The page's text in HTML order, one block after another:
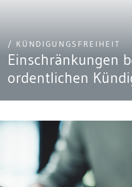
/ KÜNDIGUNGSFREIHEIT
Einschränkungen
ordentlichen